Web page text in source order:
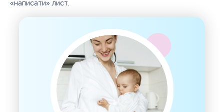
«написати» лист.